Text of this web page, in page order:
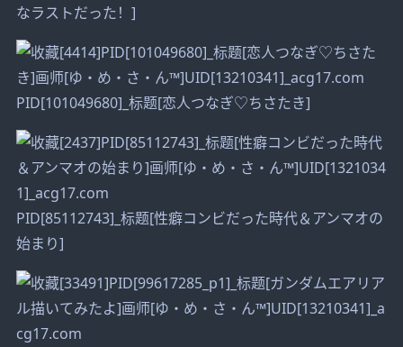
なラストだった！]
PID[101049680]_标题[恋人つなぎ♡ちさたき]
PID[85112743]_标题[性癖コンビだった時代＆アンマオの
始まり]